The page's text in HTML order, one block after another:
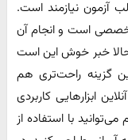
آزمون نیازمند است.
است و انجام آن
خبر خوش این است
گزینه‌ راحت‌تری هم
آنلاین ابزارهایی کاربردی
با استفاده از